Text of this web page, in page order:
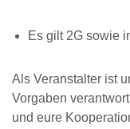
Es gilt 2G sowie
Als Veranstalter ist
Vorgaben
und eure